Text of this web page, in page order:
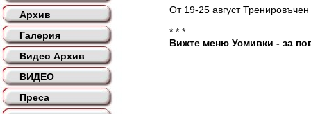
Архив
Галерия
Видео Архив
ВИДЕО
Преса
От 19-25 август Тренировъчен
* * *
Вижте меню Усмивки - за